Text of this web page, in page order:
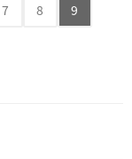
7 8 9